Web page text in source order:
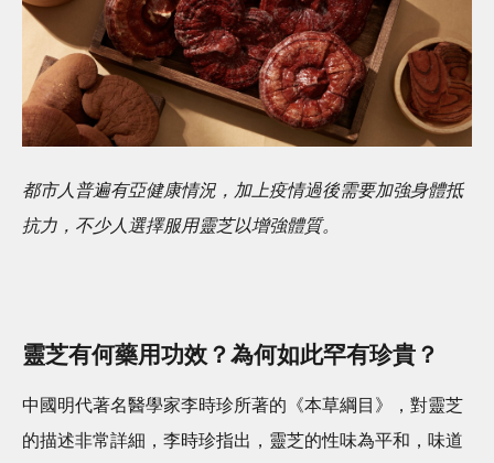
都市人普遍有亞健康情況，加上疫情過後需要加強身體抵
抗力，不少人選擇服用靈芝以增強體質。
靈芝有何藥用功效？為何如此罕有珍貴？
中國明代著名醫學家李時珍所著的《本草綱目》，對靈芝
的描述非常詳細，李時珍指出，靈芝的性味為平和，味道